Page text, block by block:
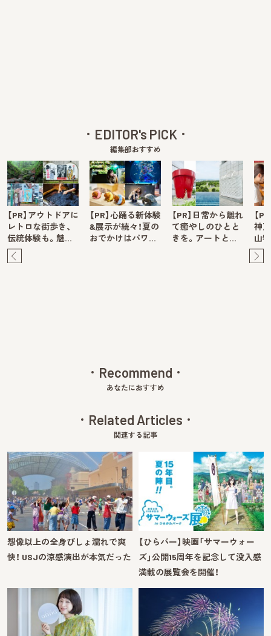
EDITOR's PICK
編集部おすすめ
【PR】アウトドアに
レトロな街歩き、
伝統体験も。魅…
【PR】心踊る新体験
&展示が続々！夏の
おでかけはパワ…
【PR】日常から離れ
て癒やしのひとと
きを。アートと…
【
神
山
Recommend
あなたにおすすめ
Related Articles
関連する記事
想像以上の全身びしょ濡れで爽
快！ USJの涼感演出が本気だった
【ひらパー】映画「サマーウォー
ズ」公開15周年を記念して没入感
満載の展覧会を開催！